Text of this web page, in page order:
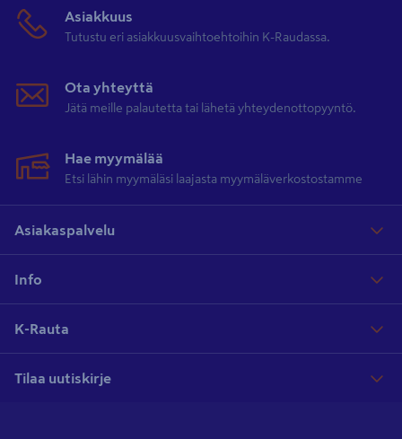
Asiakkuus
Tutustu eri asiakkuusvaihtoehtoihin K-Raudassa.
Ota yhteyttä
Jätä meille palautetta tai lähetä yhteydenottopyyntö.
Hae myymälää
Etsi lähin myymäläsi laajasta myymäläverkostostamme
Asiakaspalvelu
Info
K-Rauta
Tilaa uutiskirje